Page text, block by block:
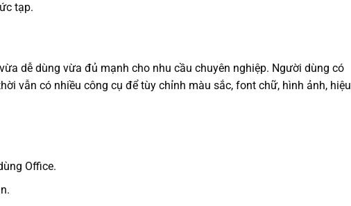
tạp.
dễ dùng vừa đủ mạnh cho nhu cầu chuyên nghiệp. Người dùng có
vẫn có nhiều công cụ để tùy chỉnh màu sắc, font chữ, hình ảnh, hiệu
Office.